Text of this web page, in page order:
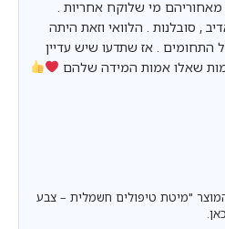
מי שלוקח אחריות .
, סובלנות . הלוואי וזאת היתה
התחומים . אז שתדעו שיש עדיין
שאלו אמות המידה שלהם
"מיטת טיפולים חשמלית – צבע